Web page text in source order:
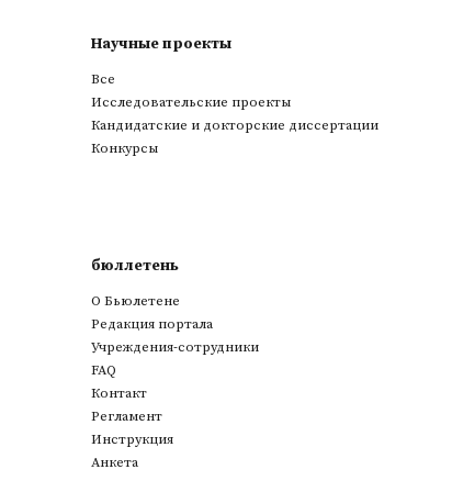
Научные проекты
Все
Исследовательские проекты
Кандидатские и докторские диссертации
Конкурсы
бюллетень
О Бьюлетене
Редакция портала
Учреждения-сотрудники
FAQ
Контакт
Регламент
Инструкция
Анкета